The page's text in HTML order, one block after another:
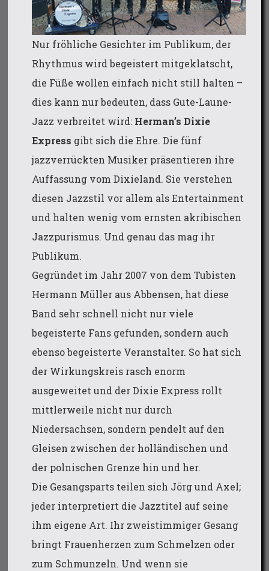
Nur fröhliche Gesichter im Publikum, der
Rhythmus wird begeistert mitgeklatscht,
die Füße wollen einfach nicht still halten –
dies kann nur bedeuten, dass Gute-Laune-
Jazz verbreitet wird: Herman’s Dixie
Express gibt sich die Ehre. Die fünf
jazzverrückten Musiker präsentieren ihre
Auffassung vom Dixieland. Sie verstehen
diesen Jazzstil vor allem als Entertainment
und halten wenig vom ernsten akribischen
Jazzpurismus. Und genau das mag ihr
Publikum.
Gegründet im Jahr 2007 von dem Tubisten
Hermann Müller aus Abbensen, hat diese
Band sehr schnell nicht nur viele
begeisterte Fans gefunden, sondern auch
ebenso begeisterte Veranstalter. So hat sich
der Wirkungskreis rasch enorm
ausgeweitet und der Dixie Express rollt
mittlerweile nicht nur durch
Niedersachsen, sondern pendelt auf den
Gleisen zwischen der holländischen und
der polnischen Grenze hin und her.
Die Gesangsparts teilen sich Jörg und Axel;
jeder interpretiert die Jazztitel auf seine
ihm eigene Art. Ihr zweistimmiger Gesang
bringt Frauenherzen zum Schmelzen oder
zum Schmunzeln. Und wenn sie